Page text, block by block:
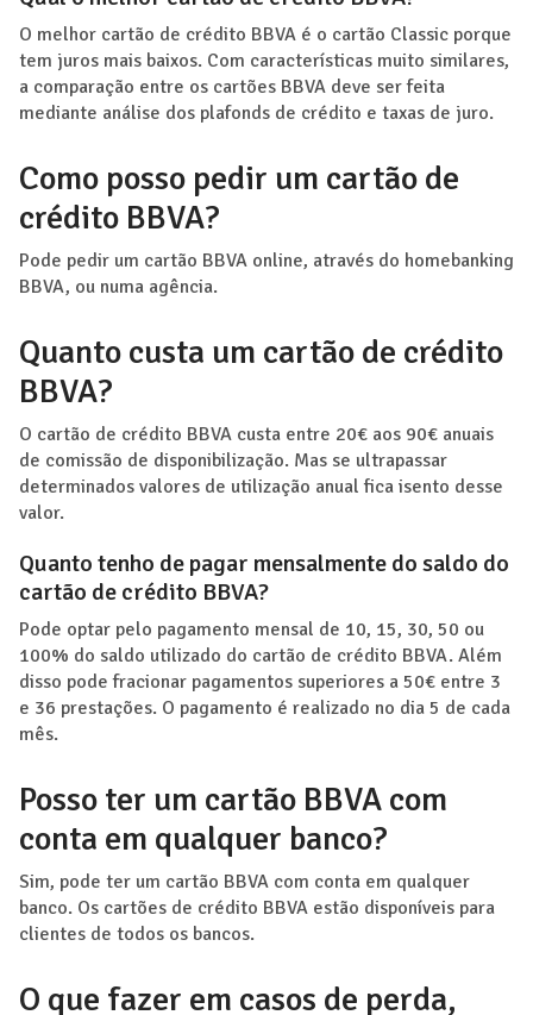
O melhor cartão de crédito BBVA é o cartão Classic porque
tem juros mais baixos. Com características muito similares,
a comparação entre os cartões BBVA deve ser feita
mediante análise dos plafonds de crédito e taxas de juro.
Como posso pedir um cartão de
crédito BBVA?
Pode pedir um cartão BBVA online, através do homebanking
BBVA, ou numa agência.
Quanto custa um cartão de crédito
BBVA?
O cartão de crédito BBVA custa entre 20€ aos 90€ anuais
de comissão de disponibilização. Mas se ultrapassar
determinados valores de utilização anual fica isento desse
valor.
Quanto tenho de pagar mensalmente do saldo do
cartão de crédito BBVA?
Pode optar pelo pagamento mensal de 10, 15, 30, 50 ou
100% do saldo utilizado do cartão de crédito BBVA. Além
disso pode fracionar pagamentos superiores a 50€ entre 3
e 36 prestações. O pagamento é realizado no dia 5 de cada
mês.
Posso ter um cartão BBVA com
conta em qualquer banco?
Sim, pode ter um cartão BBVA com conta em qualquer
banco. Os cartões de crédito BBVA estão disponíveis para
clientes de todos os bancos.
O que fazer em casos de perda,